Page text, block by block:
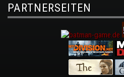
PARTNERSEITEN